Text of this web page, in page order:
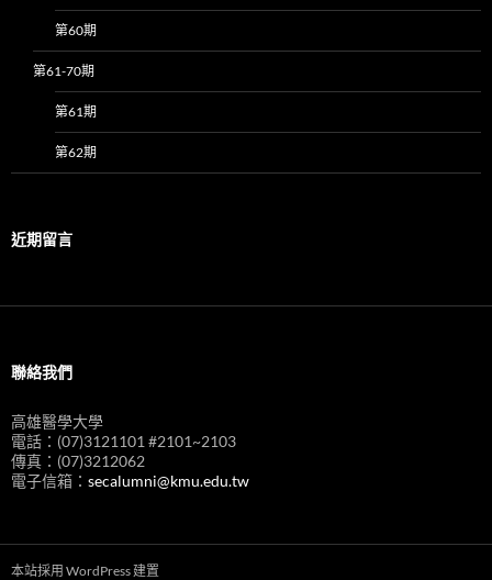
第60期
第61-70期
第61期
第62期
近期留言
聯絡我們
高雄醫學大學
電話：(07)3121101 #2101~2103
傳真：(07)3212062
電子信箱： secalumni@kmu.edu.tw
本站採用 WordPress 建置